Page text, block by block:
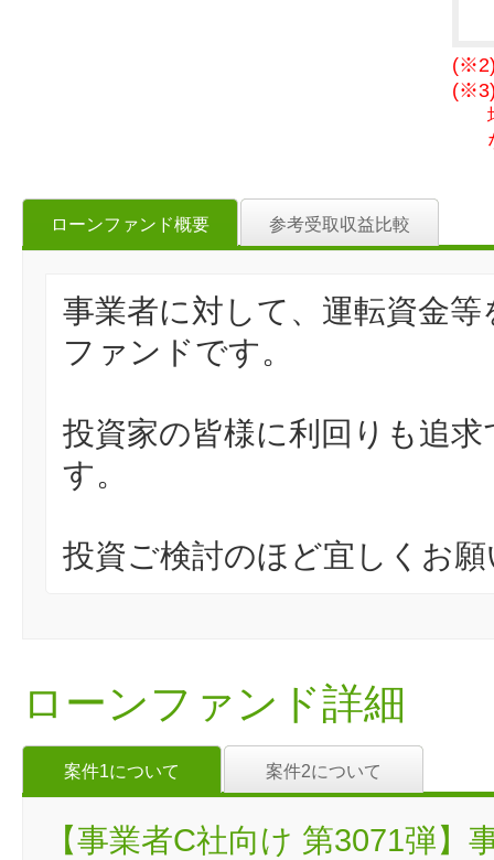
(※2)
(※3)
ローンファンド概要 参考受取収益比較
事業者に対して、運転資金
ファンドです。
投資家の皆様に利回りも追
す。
投資ご検討のほど宜しくお
ローンファンド詳細
案件1について 案件2について
【事業者C社向け 第3071弾